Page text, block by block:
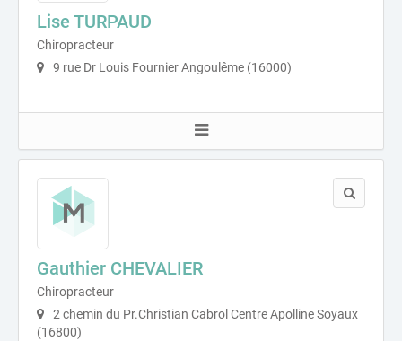
Lise TURPAUD
Chiropracteur
9 rue Dr Louis Fournier Angoulême (16000)
Gauthier CHEVALIER
Chiropracteur
2 chemin du Pr.Christian Cabrol Centre Apolline Soyaux
(16800)